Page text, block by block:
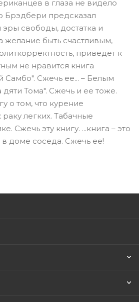
в глаза не видело
Брэдбери предсказал
эры свободы, достатка и
желание быть счастливым,
приведет к
не нравится книга
Самбо". Сжечь ее... – Белым
Тома". Сжечь и ее тоже.
о том, что курение
легких. Табачные
Сжечь эту книгу. ...книга – это
доме соседа. Сжечь ее!